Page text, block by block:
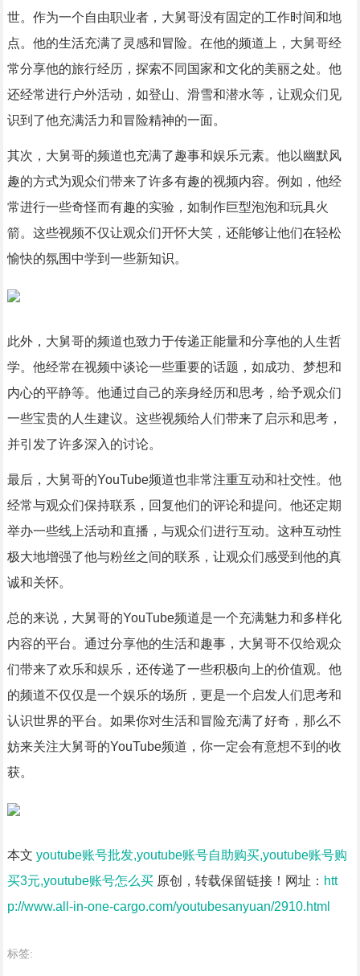
世。作为一个自由职业者，大舅哥没有固定的工作时间和地
点。他的生活充满了灵感和冒险。在他的频道上，大舅哥经
常分享他的旅行经历，探索不同国家和文化的美丽之处。他
还经常进行户外活动，如登山、滑雪和潜水等，让观众们见
识到了他充满活力和冒险精神的一面。
其次，大舅哥的频道也充满了趣事和娱乐元素。他以幽默风
趣的方式为观众们带来了许多有趣的视频内容。例如，他经
常进行一些奇怪而有趣的实验，如制作巨型泡泡和玩具火
箭。这些视频不仅让观众们开怀大笑，还能够让他们在轻松
愉快的氛围中学到一些新知识。
此外，大舅哥的频道也致力于传递正能量和分享他的人生哲
学。他经常在视频中谈论一些重要的话题，如成功、梦想和
内心的平静等。他通过自己的亲身经历和思考，给予观众们
一些宝贵的人生建议。这些视频给人们带来了启示和思考，
并引发了许多深入的讨论。
最后，大舅哥的YouTube频道也非常注重互动和社交性。他
经常与观众们保持联系，回复他们的评论和提问。他还定期
举办一些线上活动和直播，与观众们进行互动。这种互动性
极大地增强了他与粉丝之间的联系，让观众们感受到他的真
诚和关怀。
总的来说，大舅哥的YouTube频道是一个充满魅力和多样化
内容的平台。通过分享他的生活和趣事，大舅哥不仅给观众
们带来了欢乐和娱乐，还传递了一些积极向上的价值观。他
的频道不仅仅是一个娱乐的场所，更是一个启发人们思考和
认识世界的平台。如果你对生活和冒险充满了好奇，那么不
妨来关注大舅哥的YouTube频道，你一定会有意想不到的收
获。
本文 youtube账号批发,youtube账号自助购买,youtube账号购
买3元,youtube账号怎么买原创，转载保留链接！网址： htt
p://www.all-in-one-cargo.com/youtubesanyuan/2910.html
标签: